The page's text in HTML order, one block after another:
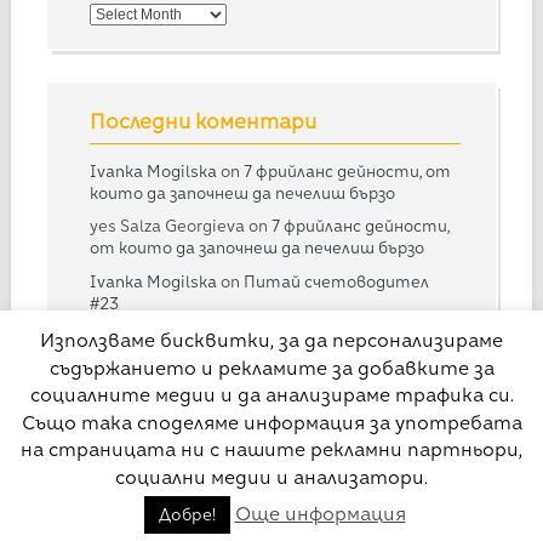
Потърси
Последни коментари
Ivanka Mogilska on7 фрийланс дейности, от
които да започнеш да печелиш бързо
yes Salza Georgieva on7 фрийланс дейности,
от които да започнеш да печелиш бързо
Ivanka Mogilska on Питай счетоводител
#23
ДаринаonПитай счетоводител #23
Ivanka Mogilska onПитай счетоводител
#28
© Свободна практика
Използваме бисквитки, за да персонализираме
съдържанието и рекламите за добавките за
социалните медии и да анализираме трафика си.
Също така споделяме информация за употребата
на страницата ни с нашите рекламни партньори,
социални медии и анализатори.
Добре! Още информация